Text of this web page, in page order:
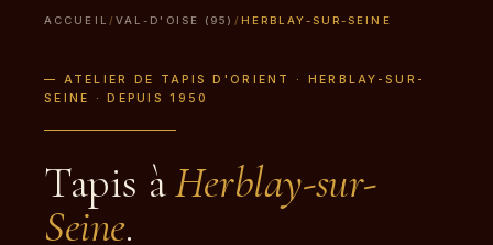
ACCUEIL / VAL-D'OISE (95) / HERBLAY-SUR-SEINE
— ATELIER DE TAPIS D'ORIENT · HERBLAY-SUR-
SEINE · DEPUIS 1950
Tapis àHerblay-sur-
Seine.